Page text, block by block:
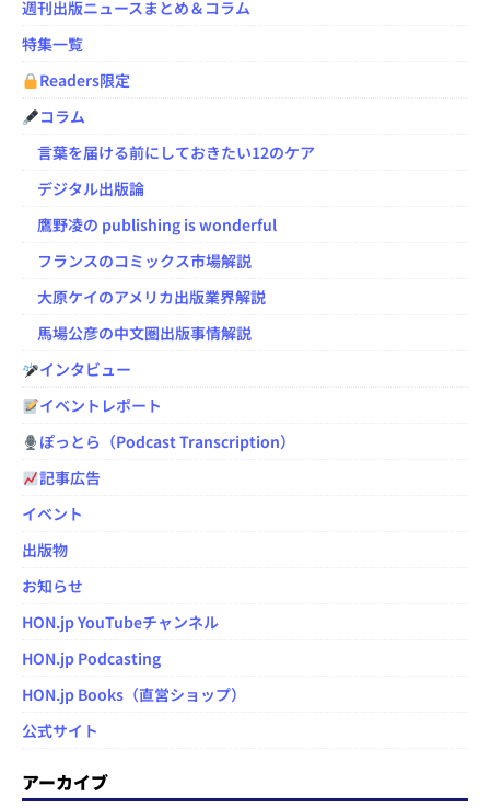
週刊出版ニュースまとめ＆コラム
特集一覧
Readers限定
コラム
言葉を届ける前にしておきたい12のケア
デジタル出版論
鷹野凌の publishing is wonderful
フランスのコミックス市場解説
大原ケイのアメリカ出版業界解説
馬場公彦の中文圏出版事情解説
インタビュー
イベントレポート
ぽっとら（Podcast Transcription）
記事広告
イベント
出版物
お知らせ
HON.jp YouTubeチャンネル
HON.jp Podcasting
HON.jp Books（直営ショップ）
公式サイト
アーカイブ